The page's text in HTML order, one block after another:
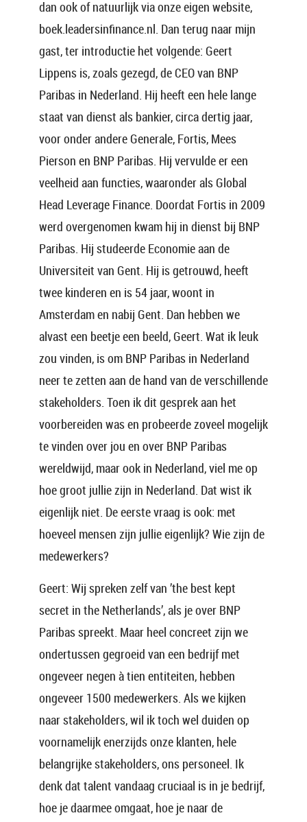
dan ook of natuurlijk via onze eigen website,
boek.leadersinfinance.nl. Dan terug naar mijn
gast, ter introductie het volgende: Geert
Lippens is, zoals gezegd, de CEO van BNP
Paribas in Nederland. Hij heeft een hele lange
staat van dienst als bankier, circa dertig jaar,
voor onder andere Generale, Fortis, Mees
Pierson en BNP Paribas. Hij vervulde er een
veelheid aan functies, waaronder als Global
Head Leverage Finance. Doordat Fortis in 2009
werd overgenomen kwam hij in dienst bij BNP
Paribas. Hij studeerde Economie aan de
Universiteit van Gent. Hij is getrouwd, heeft
twee kinderen en is 54 jaar, woont in
Amsterdam en nabij Gent. Dan hebben we
alvast een beetje een beeld, Geert. Wat ik leuk
zou vinden, is om BNP Paribas in Nederland
neer te zetten aan de hand van de verschillende
stakeholders. Toen ik dit gesprek aan het
voorbereiden was en probeerde zoveel mogelijk
te vinden over jou en over BNP Paribas
wereldwijd, maar ook in Nederland, viel me op
hoe groot jullie zijn in Nederland. Dat wist ik
eigenlijk niet. De eerste vraag is ook: met
hoeveel mensen zijn jullie eigenlijk? Wie zijn de
medewerkers?
Geert: Wij spreken zelf van ’the best kept
secret in the Netherlands’, als je over BNP
Paribas spreekt. Maar heel concreet zijn we
ondertussen gegroeid van een bedrijf met
ongeveer negen à tien entiteiten, hebben
ongeveer 1500 medewerkers. Als we kijken
naar stakeholders, wil ik toch wel duiden op
voornamelijk enerzijds onze klanten, hele
belangrijke stakeholders, ons personeel. Ik
denk dat talent vandaag cruciaal is in je bedrijf,
hoe je daarmee omgaat, hoe je naar de